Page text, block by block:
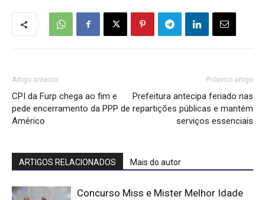
Artigo anterior
CPI da Furp chega ao fim e
pede encerramento da PPP de
Américo
Próximo artigo
Prefeitura antecipa feriado nas
repartições públicas e mantém
serviços essenciais
ARTIGOS RELACIONADOS Mais do autor
Concurso Miss e Mister Melhor Idade